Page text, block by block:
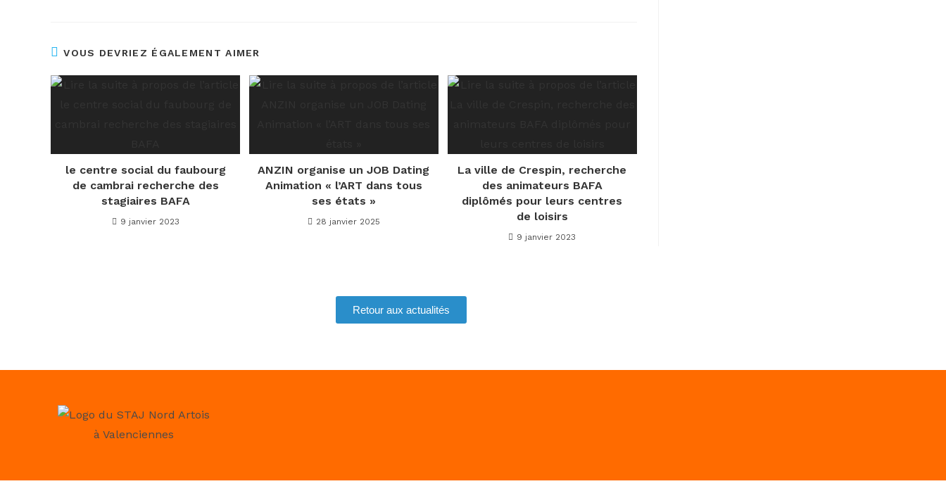
VOUS DEVRIEZ ÉGALEMENT AIMER
le centre social du faubourg
de cambrai recherche des
stagiaires BAFA
9 janvier 2023
ANZIN organise un JOB Dating
Animation « l’ART dans tous
ses états »
28 janvier 2025
La ville de Crespin, recherche
des animateurs BAFA
diplômés pour leurs centres
de loisirs
9 janvier 2023
Retour aux actualités